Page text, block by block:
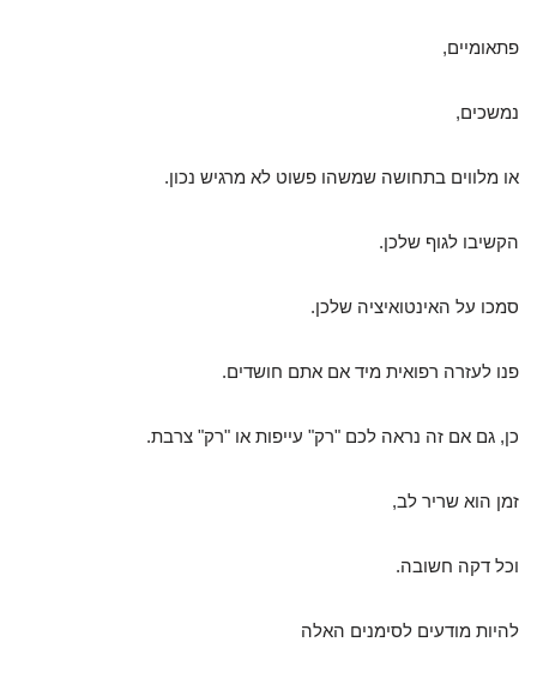
פתאומיים,
נמשכים,
או מלווים בתחושה שמשהו פשוט לא מרגיש נכון.
הקשיבו לגוף שלכן.
סמכו על האינטואיציה שלכן.
פנו לעזרה רפואית מיד אם אתם חושדים.
כן, גם אם זה נראה לכם "רק" עייפות או "רק" צרבת.
זמן הוא שריר לב,
וכל דקה חשובה.
להיות מודעים לסימנים האלה